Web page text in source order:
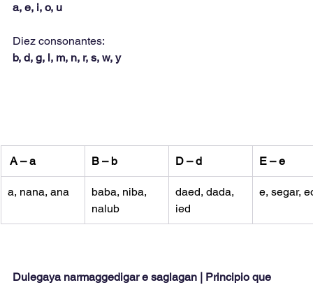
a, e, i, o, u
Diez consonantes:
b, d, g, l, m, n, r, s, w, y
A – a B – b D – d E – e
a, nana, ana
baba, niba,
nalub
daed, dada,
ied
e, segar,
Dulegaya narmaggedigar e saglagan | Principio que